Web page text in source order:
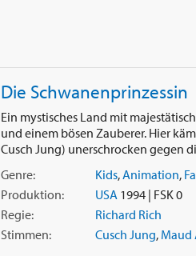
Die Schwanenprinzessin
Ein mystisches Land mit
und einem bösen Zauberer. Hier
Cusch Jung) unerschrocken gegen
Genre:
Kids,Animation,
Produktion:
USA1994 | FSK 0
Regie:
Richard Rich
Stimmen:
Cusch Jung, Maud